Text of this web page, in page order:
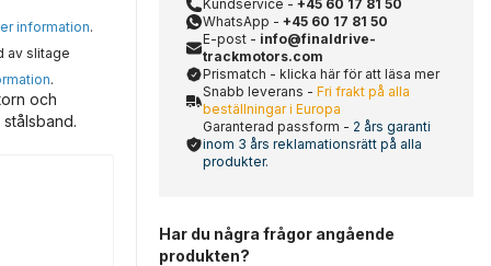
information.
av slitage
.
och
Kundservice - +45 60 17 81 50
WhatsApp - +45 60 17 81 50
E-post - info@finaldrive-
trackmotors.com
Prismatch - klicka här för att läsa mer
Snabb leverans - Fri frakt på alla
beställningar i Europa
Garanterad passform - 2 års garanti
inom 3 års reklamationsrätt på alla
produkter.
Har du några frågor angående
produkten?